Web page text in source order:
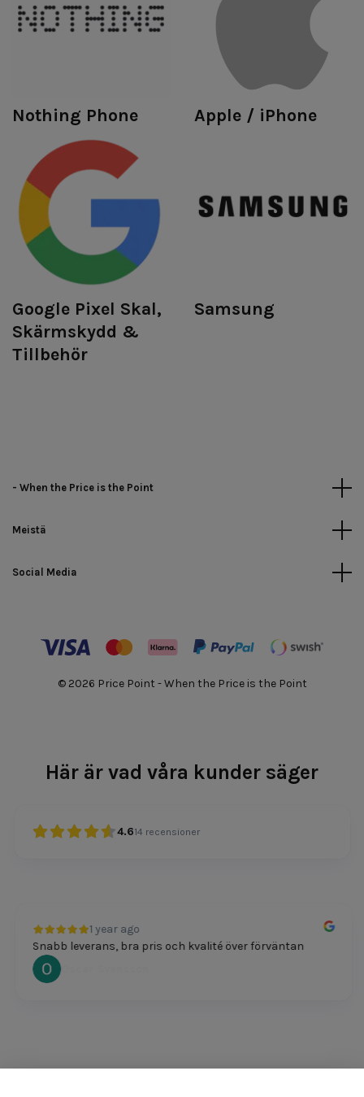
Nothing Phone Apple / iPhone
Google Pixel Skal,
Skärmskydd &
Tillbehör
Samsung
- When the Price is the Point
Meistä
Social Media
© 2026 Price Point - When the Price is the Point
Här är vad våra kunder säger
4.614 recensioner
1 year ago
Snabb leverans, bra pris och kvalité över förväntan
Oscar Svensson